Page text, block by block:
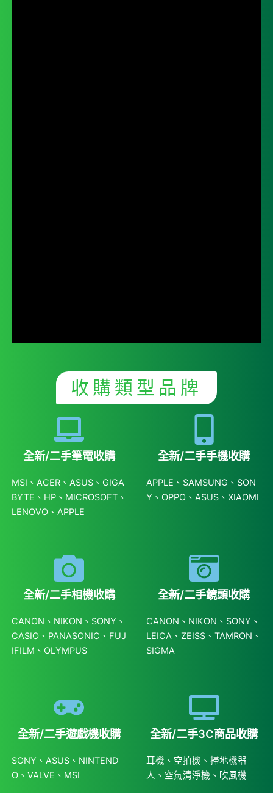
收購類型品牌
全新/二手筆電收購
MSI、ACER、ASUS、GIGA
BYTE、HP、MICROSOFT、
LENOVO、APPLE
全新/二手手機收購
APPLE、SAMSUNG、SON
Y、OPPO、ASUS、XIAOMI
全新/二手相機收購
CANON、NIKON、SONY、
CASIO、PANASONIC、FUJ
IFILM、OLYMPUS
全新/二手鏡頭收購
CANON、NIKON、SONY、
LEICA、ZEISS、TAMRON、
SIGMA
全新/二手遊戲機收購
SONY、ASUS、NINTEND
O、VALVE、MSI
全新/二手3C商品收購
耳機、空拍機、掃地機器
人、空氣清淨機、吹風機